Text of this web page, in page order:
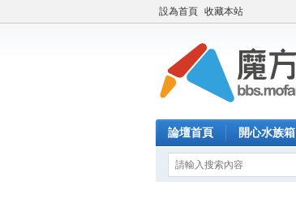
設為首頁 收藏本站
論壇首頁 開心水族箱